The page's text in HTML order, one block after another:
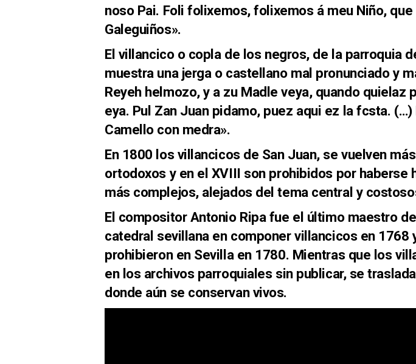
noso Pai. Foli folixemos, folixemos á meu Niño,
Galeguiños».
El villancico o copla de los negros, de la parroquia
muestra una jerga o castellano mal pronunciado y
Reyeh helmozo, y a zu Madle veya, quando quielaz
eya. Pul Zan Juan pidamo, puez aqui ez la fcsta.
Camello con medra».
En 1800 los villancicos de San Juan, se vuelven
ortodoxos y en el XVIII son prohibidos por haberse
más complejos, alejados del tema central y
El compositor Antonio Ripa fue el último maestro
catedral sevillana en componer villancicos en 1768
prohibieron en Sevilla en 1780. Mientras que los
en los archivos parroquiales sin publicar, se
donde aún se conservan vivos.